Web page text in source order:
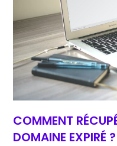
COMMENT
DOMAINE EXPIRÉ ?